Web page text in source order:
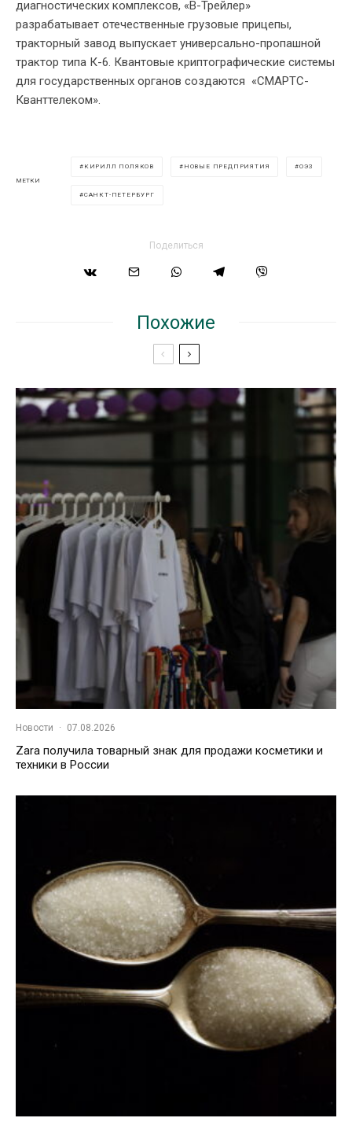
диагностических комплексов, «‎В-Трейлер»
разрабатывает отечественные грузовые прицепы,
тракторный завод выпускает универсально-пропашной
трактор типа К-6. Квантовые криптографические системы
для государственных органов создаются «‎СМАРТС-
Кванттелеком».
МЕТКИ
КИРИЛЛ ПОЛЯКОВ НОВЫЕ ПРЕДПРИЯТИЯ ОЭЗ
САНКТ-ПЕТЕРБУРГ
Поделиться
Похожие
Новости · 07.08.2026
Zara получила товарный знак для продажи косметики и
техники в России